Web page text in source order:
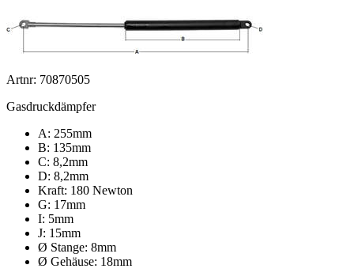
Artnr: 70870505
Gasdruckdämpfer
A: 255mm
B: 135mm
C: 8,2mm
D: 8,2mm
Kraft: 180 Newton
G: 17mm
I: 5mm
J: 15mm
Ø Stange: 8mm
Ø Gehäuse: 18mm